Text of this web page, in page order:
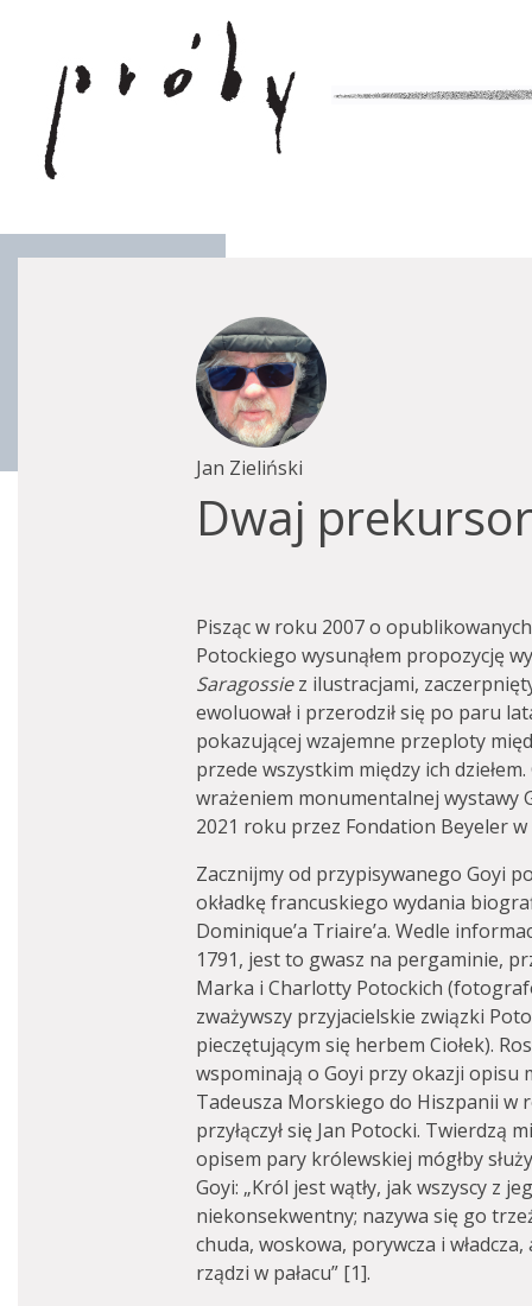
Jan Zieliński
Dwaj
Pisząc w roku 2007 o
Potockiego wysunąłem propozycję
Saragossiez ilustracjami,
ewoluował i przerodził się po paru
pokazującej wzajemne przeploty
przede wszystkim między ich
wrażeniem monumentalnej wystawy
2021 roku przez Fondation Beyeler w
Zacznijmy od przypisywanego Goyi
okładkę francuskiego wydania
Dominique’a Triaire’a. Wedle
1791, jest to gwasz na pergaminie,
Marka i Charlotty Potockich
zważywszy przyjacielskie związki
pieczętującym się herbem Ciołek).
wspominają o Goyi przy okazji opisu
Tadeusza Morskiego do Hiszpanii w
przyłączył się Jan Potocki. Twierdzą
opisem pary królewskiej mógłby
Goyi: „Król jest wątły, jak wszyscy z
niekonsekwentny; nazywa się go
chuda, woskowa, porywcza i
rządzi w pałacu” [1].